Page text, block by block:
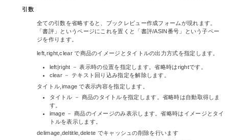
引数
全ての引数を省略すると、ブックレビュー作成フォームが現れます。
「書評」というページにこれを置くと「書評/ASIN番号」という子ペー
ジを作ります。
left,right,clear で商品のイメージとタイトルの出力方式を指定します。
left|right － 表示時の位置を指定します。省略時はrightです。
clear － テキスト回り込み指定を解除します。
タイトル,image で表示内容を指定します。
タイトル － 商品のタイトルを指定します。省略時は自動取得しま
す。
image － 商品のイメージのみ表示します。省略時はイメージとタイ
トルを表示します。
delimage,deltitle,delete でキャッシュの削除を行います